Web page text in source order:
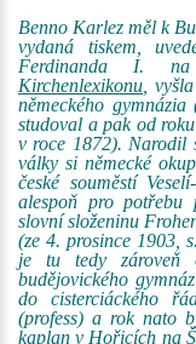
Benno Karlez měl k
vydaná tiskem,
Ferdinanda I. na
Kirchenlexikonu ,
německého
studoval a pak od
v roce 1872). Narodil
války si německé
české souměstí
alespoň pro potřebu
slovní složeninu
(ze 4. prosince 1903,
je tu tedy zároveň
budějovického
do cisterciáckého
(profess) a rok nato
kaplan v Hořicích na